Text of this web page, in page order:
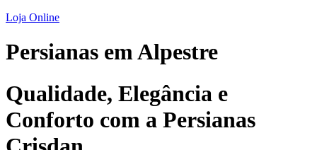
Loja Online
Persianas emAlpestre
Qualidade, Elegância e
Conforto com a Persianas